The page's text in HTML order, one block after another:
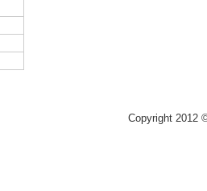
Copyright 2012